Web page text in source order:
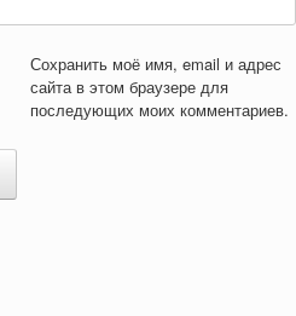
Сохранить моё имя, email и адрес
сайта в этом браузере для
последующих моих комментариев.